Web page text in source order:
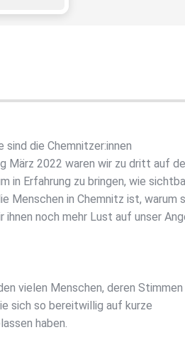
die Chemnitzer:innen
März 2022 waren wir zu dritt auf
in Erfahrung zu bringen, wie
Menschen in Chemnitz ist, warum
ihnen noch mehr Lust auf unser
vielen Menschen, deren Stimmen
sich so bereitwillig auf kurze
haben.